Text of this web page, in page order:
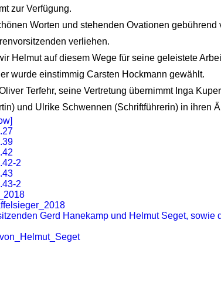
zur Verfügung.
Worten und stehenden Ovationen
verliehen.
Helmut auf diesem Wege für seine geleistete
wurde einstimmig Carsten Hockmann gewählt.
Terfehr, seine Vertretung übernimmt Inga
und Ulrike Schwennen (Schriftführerin) in ihren